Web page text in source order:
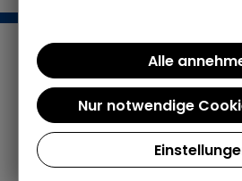
Support / Hotline
04421 309109
info@teepalast.de
MO - FR: 08:00 bis 16:30 Uhr